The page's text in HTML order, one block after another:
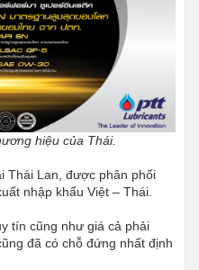
hiệu của Thái.
nhập khẩu Việt – Thái.
đã có chỗ đứng nhất định